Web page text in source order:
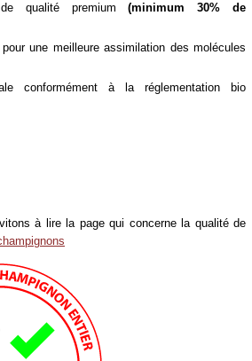
qualité premium(minimum 30% de
une meilleure assimilation des molécules
conformément à la réglementation bio
à lire la page qui concerne la qualité de